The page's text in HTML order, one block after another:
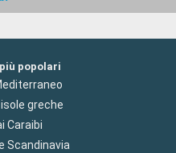
popolari
greche
Caraibi
Scandinavia